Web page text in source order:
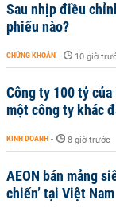
Sau nhịp điều
phiếu nào?
CHỨNG KHOÁN - 10 giờ
Công ty 100 tỷ của
một công ty khác
KINH DOANH - 8 giờ trước
AEON bán mảng
chiến’ tại Việt Nam